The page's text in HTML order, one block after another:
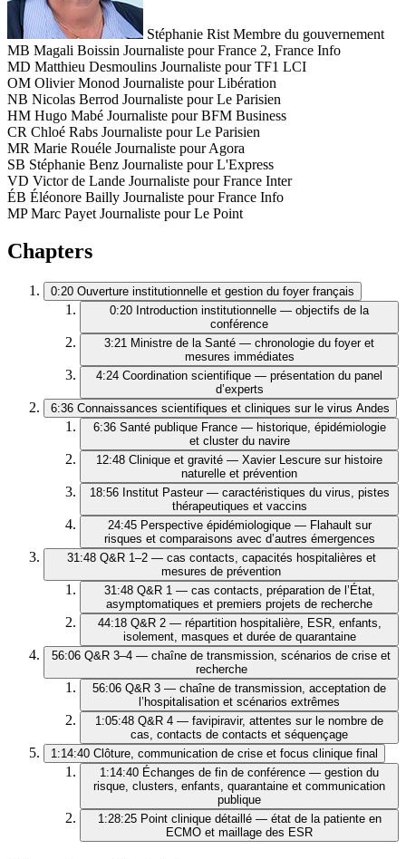
Stéphanie Rist Membre du gouvernement
MB Magali Boissin Journaliste pour France 2, France Info
MD Matthieu Desmoulins Journaliste pour TF1 LCI
OM Olivier Monod Journaliste pour Libération
NB Nicolas Berrod Journaliste pour Le Parisien
HM Hugo Mabé Journaliste pour BFM Business
CR Chloé Rabs Journaliste pour Le Parisien
MR Marie Rouéle Journaliste pour Agora
SB Stéphanie Benz Journaliste pour L'Express
VD Victor de Lande Journaliste pour France Inter
ÉB Éléonore Bailly Journaliste pour France Info
MP Marc Payet Journaliste pour Le Point
Chapters
0:20 Ouverture institutionnelle et gestion du foyer français
0:20 Introduction institutionnelle — objectifs de la
conférence
3:21 Ministre de la Santé — chronologie du foyer et
mesures immédiates
4:24 Coordination scientifique — présentation du panel
d’experts
6:36 Connaissances scientifiques et cliniques sur le virus Andes
6:36 Santé publique France — historique, épidémiologie
et cluster du navire
12:48 Clinique et gravité — Xavier Lescure sur histoire
naturelle et prévention
18:56 Institut Pasteur — caractéristiques du virus, pistes
thérapeutiques et vaccins
24:45 Perspective épidémiologique — Flahault sur
risques et comparaisons avec d’autres émergences
31:48 Q&R 1–2 — cas contacts, capacités hospitalières et
mesures de prévention
31:48 Q&R 1 — cas contacts, préparation de l’État,
asymptomatiques et premiers projets de recherche
44:18 Q&R 2 — répartition hospitalière, ESR, enfants,
isolement, masques et durée de quarantaine
56:06 Q&R 3–4 — chaîne de transmission, scénarios de crise et
recherche
56:06 Q&R 3 — chaîne de transmission, acceptation de
l’hospitalisation et scénarios extrêmes
1:05:48 Q&R 4 — favipiravir, attentes sur le nombre de
cas, contacts de contacts et séquençage
1:14:40 Clôture, communication de crise et focus clinique final
1:14:40 Échanges de fin de conférence — gestion du
risque, clusters, enfants, quarantaine et communication
publique
1:28:25 Point clinique détaillé — état de la patiente en
ECMO et maillage des ESR